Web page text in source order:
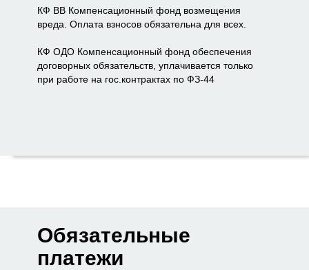
КФ ВВ Компенсационный фонд возмещения
вреда. Оплата взносов обязательна для всех.
КФ ОДО Компенсационный фонд обеспечения
договорных обязательств, уплачивается только
при работе на гос.контрактах по ФЗ-44
Обязательные
платежи